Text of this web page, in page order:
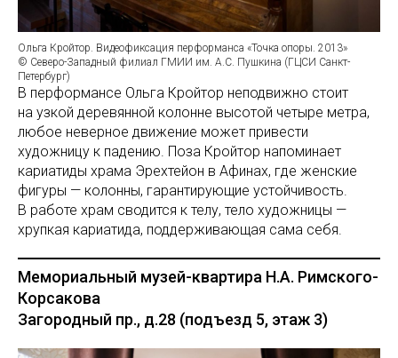
Ольга Кройтор. Видеофиксация перформанса «Точка опоры. 2013»
© Северо-Западный филиал ГМИИ им. А.С. Пушкина (ГЦСИ Санкт-
Петербург)
В перформансе Ольга Кройтор неподвижно стоит
на узкой деревянной колонне высотой четыре метра,
любое неверное движение может привести
художницу к падению. Поза Кройтор напоминает
кариатиды храма Эрехтейон в Афинах, где женские
фигуры — колонны, гарантирующие устойчивость.
В работе храм сводится к телу, тело художницы —
хрупкая кариатида, поддерживающая сама себя.
Мемориальный музей-квартира Н.А. Римского-
Корсакова
Загородный пр., д.28 (подъезд 5, этаж 3)